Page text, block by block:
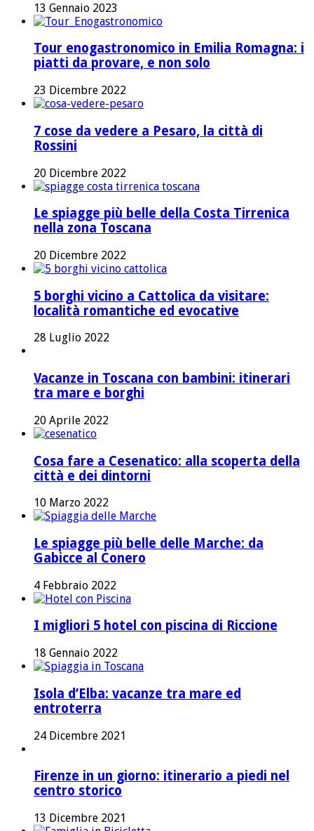
13 Gennaio 2023
Tour enogastronomico in Emilia Romagna: i
piatti da provare, e non solo
23 Dicembre 2022
7 cose da vedere a Pesaro, la città di
Rossini
20 Dicembre 2022
Le spiagge più belle della Costa Tirrenica
nella zona Toscana
20 Dicembre 2022
5 borghi vicino a Cattolica da visitare:
località romantiche ed evocative
28 Luglio 2022
Vacanze in Toscana con bambini: itinerari
tra mare e borghi
20 Aprile 2022
Cosa fare a Cesenatico: alla scoperta della
città e dei dintorni
10 Marzo 2022
Le spiagge più belle delle Marche: da
Gabicce al Conero
4 Febbraio 2022
I migliori 5 hotel con piscina di Riccione
18 Gennaio 2022
Isola d’Elba: vacanze tra mare ed
entroterra
24 Dicembre 2021
Firenze in un giorno: itinerario a piedi nel
centro storico
13 Dicembre 2021